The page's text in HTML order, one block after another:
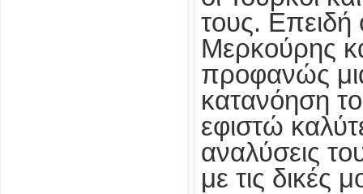
τους. Επειδή
Μερκούρης
προφανώς
κατανόηση
εφιστώ
αναλύσεις
με τις δικές